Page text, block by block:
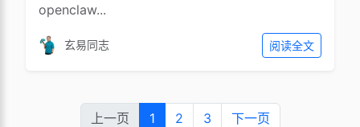
openclaw...
玄易同志 阅读全文
上一页 1 2 3 下一页